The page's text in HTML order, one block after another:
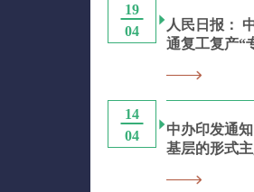
19
04
人民日报：
通复工复产“
14
04
中办印发通
基层的形式